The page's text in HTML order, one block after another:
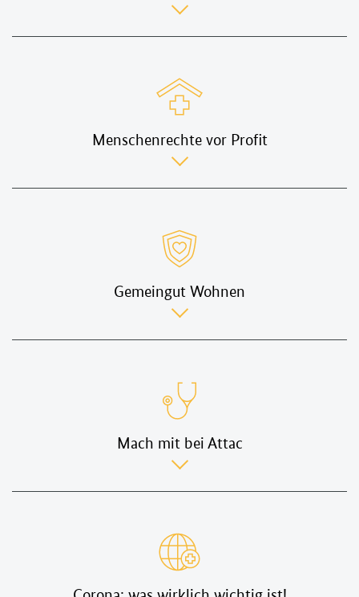
Verkehrswende
Menschenrechte vor Profit
Menschenrechte
vor
Gemeingut Wohnen
Gemeingut
Wohnen
Mach mit bei Attac
Mach
mit
Attac